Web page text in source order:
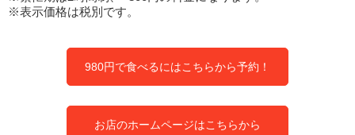
※表示価格は税別です。
980円で食べるにはこちらから予約！
お店のホームページはこちらから